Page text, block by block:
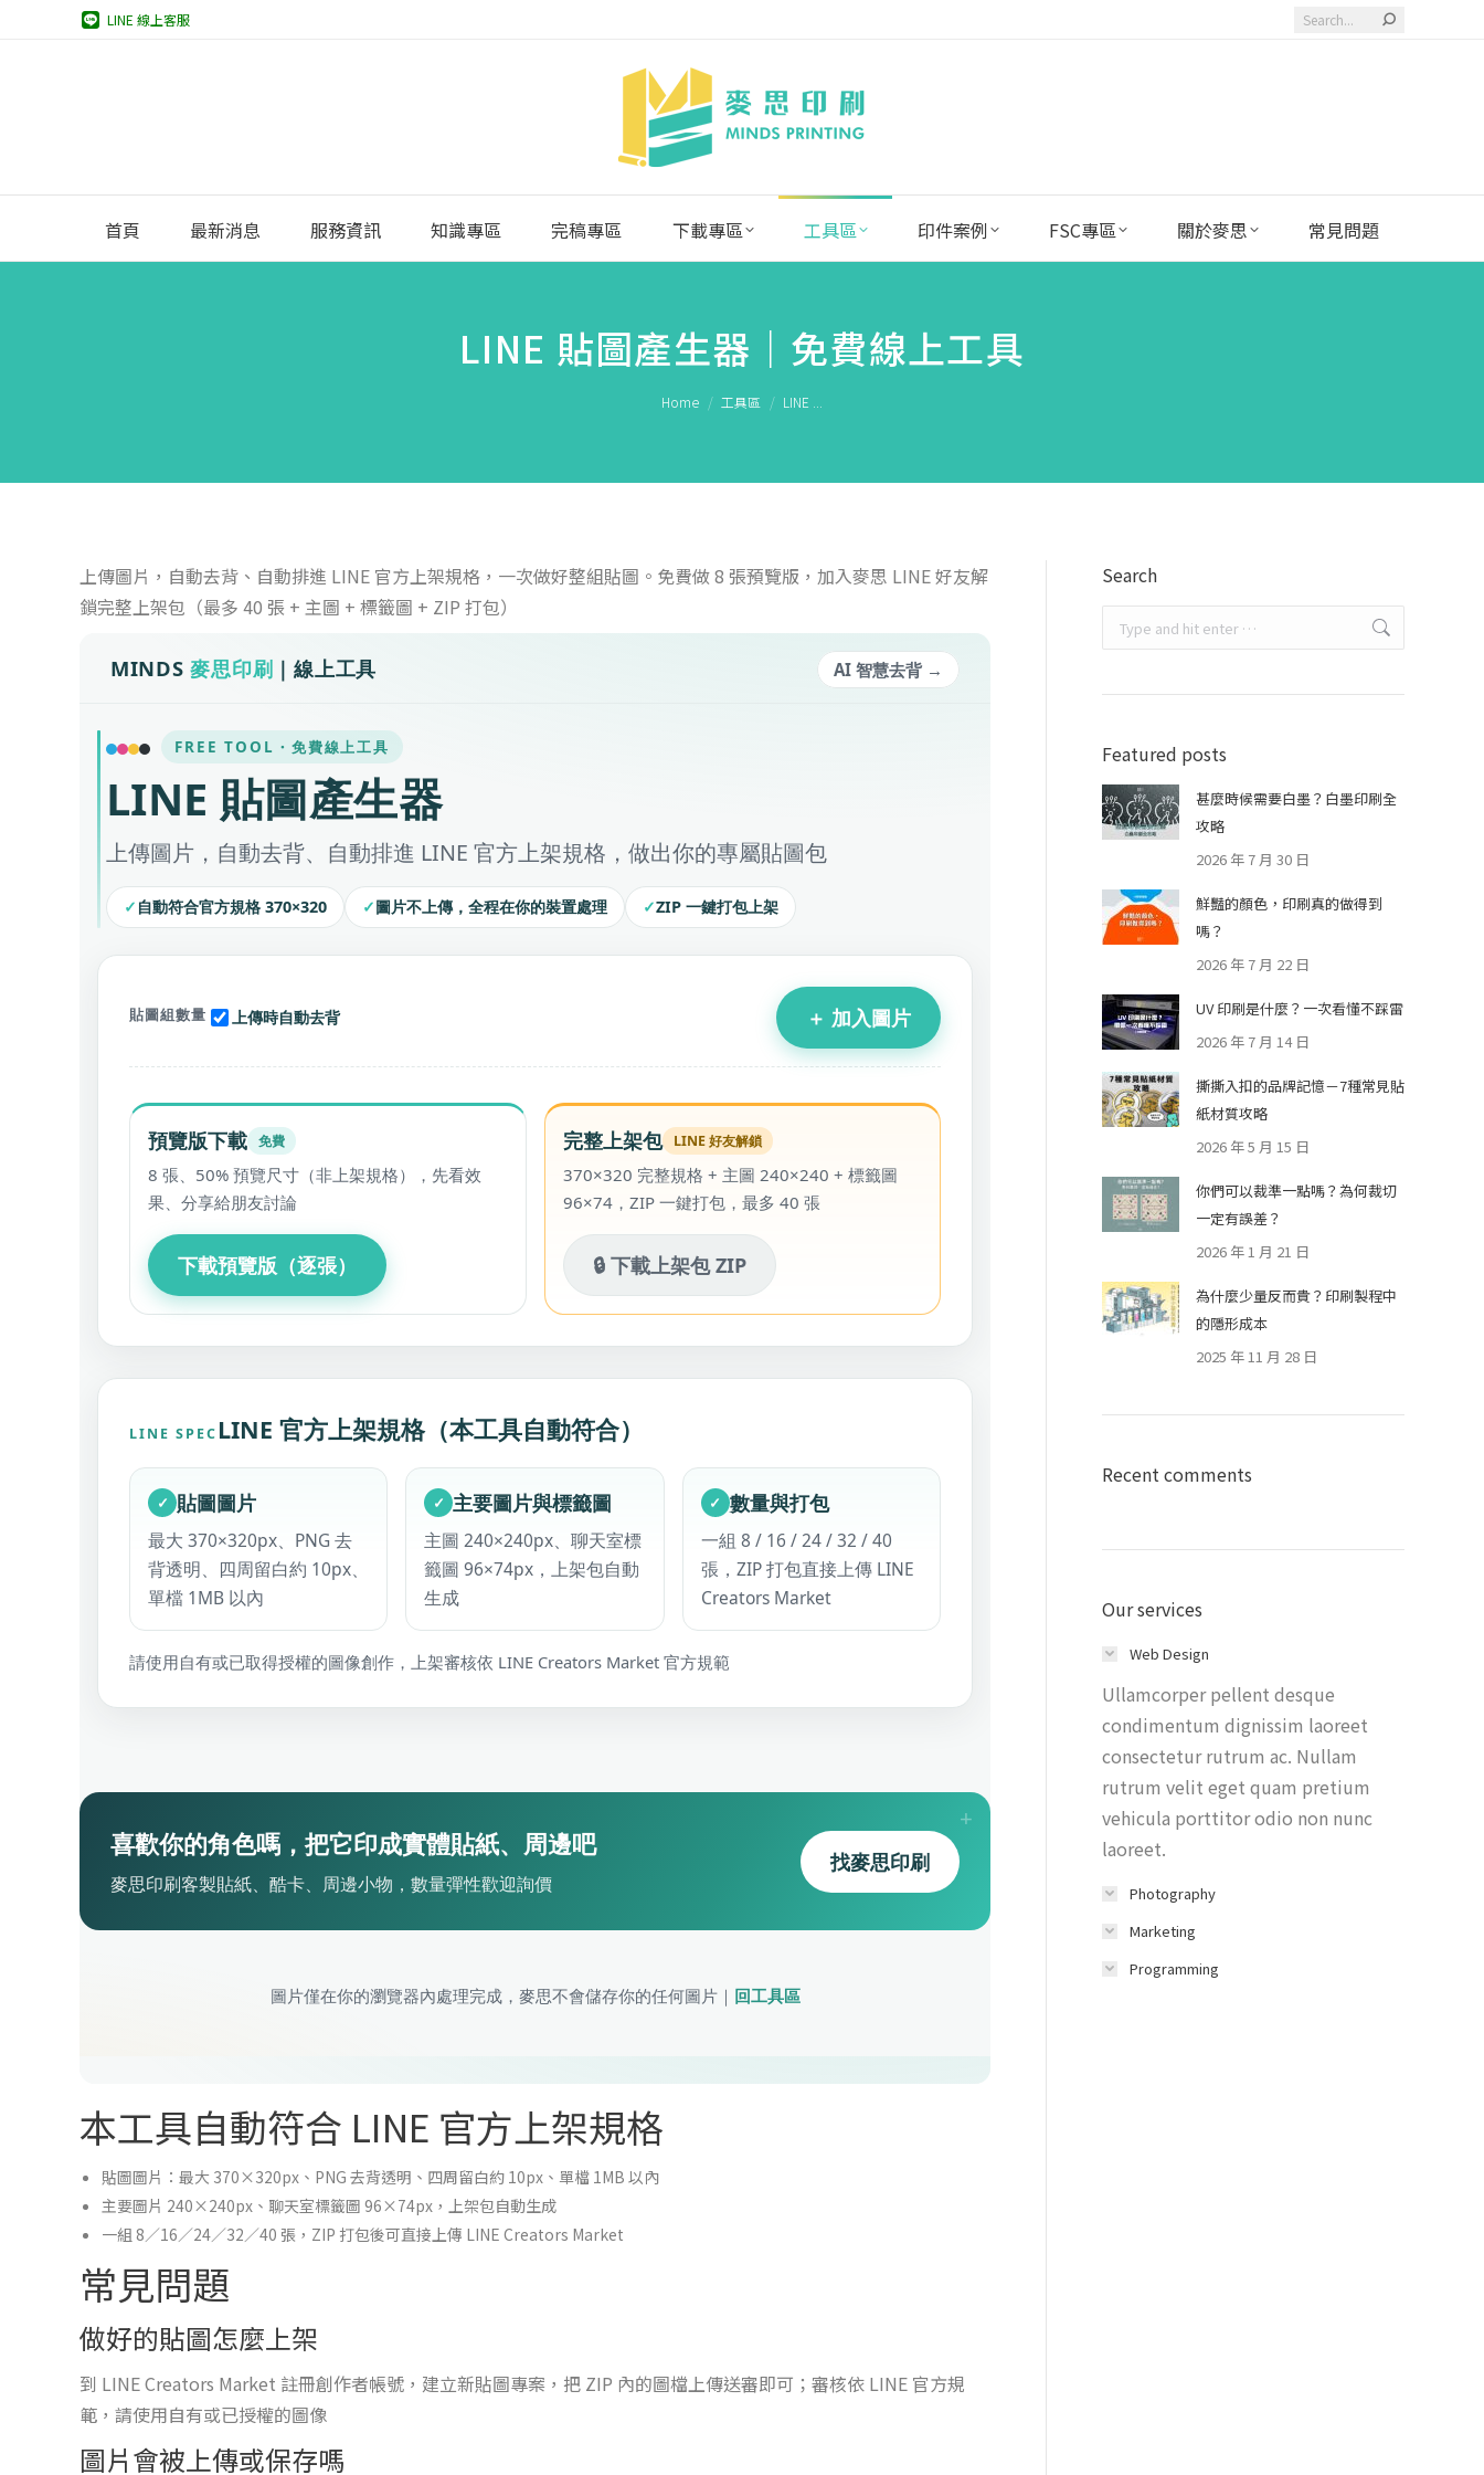
LINE 線上客服 Search:
首頁 最新消息 服務資訊 知識專區 完稿專區 下載專區 工具區 印件案例 FSC專區 關於麥思 常見問題
LINE 貼圖產生器｜免費線上工具
Home 工具區 LINE ...
上傳圖片，自動去背、自動排進 LINE 官方上架規格，一次做好整組貼圖。免費做 8 張預覽版，加入麥思 LINE 好友解
鎖完整上架包（最多 40 張 + 主圖 + 標籤圖 + ZIP 打包）
本工具自動符合 LINE 官方上架規格
貼圖圖片：最大 370×320px、PNG 去背透明、四周留白約 10px、單檔 1MB 以內
主要圖片 240×240px、聊天室標籤圖 96×74px，上架包自動生成
一組 8／16／24／32／40 張，ZIP 打包後可直接上傳 LINE Creators Market
常見問題
做好的貼圖怎麼上架
到 LINE Creators Market 註冊創作者帳號，建立新貼圖專案，把 ZIP 內的圖檔上傳送審即可；審核依 LINE 官方規
範，請使用自有或已授權的圖像
圖片會被上傳或保存嗎
Search
Featured posts
甚麼時候需要白墨？白墨印刷全
攻略
2026 年 7 月 30 日
鮮豔的顏色，印刷真的做得到
嗎？
2026 年 7 月 22 日
UV 印刷是什麼？一次看懂不踩雷
2026 年 7 月 14 日
撕撕入扣的品牌記憶－7種常見貼
紙材質攻略
2026 年 5 月 15 日
你們可以裁準一點嗎？為何裁切
一定有誤差？
2026 年 1 月 21 日
為什麼少量反而貴？印刷製程中
的隱形成本
2025 年 11 月 28 日
Recent comments
Our services
Web Design
Ullamcorper pellent desque
condimentum dignissim laoreet
consectetur rutrum ac. Nullam
rutrum velit eget quam pretium
vehicula porttitor odio non nunc
laoreet.
Photography
Marketing
Programming